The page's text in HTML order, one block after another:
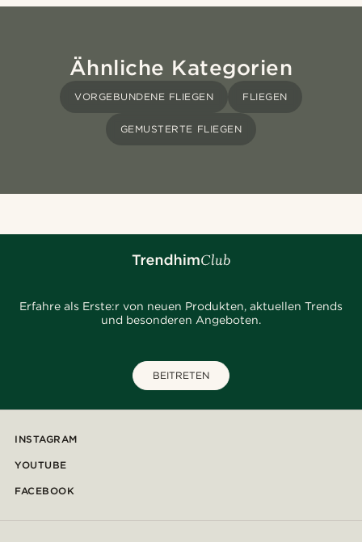
Ähnliche Kategorien
VORGEBUNDENE FLIEGEN FLIEGEN
GEMUSTERTE FLIEGEN
Erfahre als Erste:r von neuen Produkten, aktuellen Trends
und besonderen Angeboten.
BEITRETEN
INSTAGRAM
YOUTUBE
FACEBOOK